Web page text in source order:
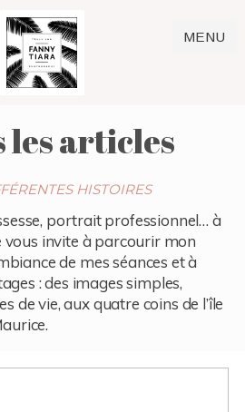
MENU
les articles
HISTOIRES
portrait professionnel… à
vous invite à parcourir mon
de mes séances et à
: des images simples,
de vie, aux quatre coins de l’île